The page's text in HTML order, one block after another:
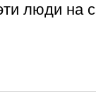
люди на